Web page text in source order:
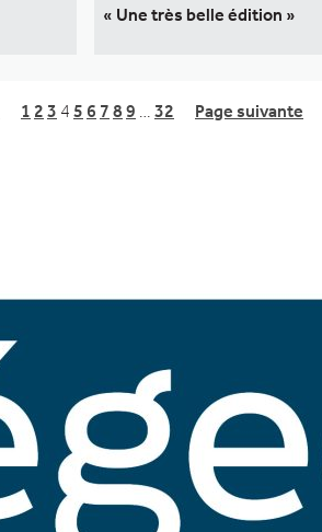
« Une très belle édition »
1 2 3 4 5 6 7 8 9 … 32 Page suivante